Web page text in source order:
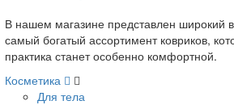
В нашем магазине представлен широкий
самый богатый ассортимент ковриков,
практика станет особенно комфортной.
Косметика
Для тела